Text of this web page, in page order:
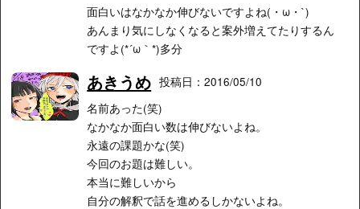
面白いはなかなか伸びないですよね(・ω・`)
あんまり気にしなくなると案外増えてたりするん
ですよ(*´ω｀*)多分
あきうめ 投稿日：2016/05/10
名前あった(笑)
なかなか面白い数は伸びないよね。
永遠の課題かな(笑)
今回のお題は難しい。
本当に難しいから
自分の解釈で話を進めるしかないよね。